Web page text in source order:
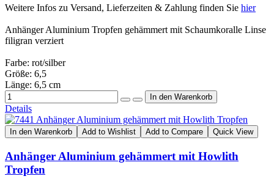
Weitere Infos zu Versand, Lieferzeiten & Zahlung finden Sie hier
Anhänger Aluminium Tropfen gehämmert mit Schaumkoralle Linse
filigran verziert
Farbe: rot/silber
Größe: 6,5
Länge: 6,5 cm
Details
In den Warenkorb Add to Wishlist Add to Compare Quick View
Anhänger Aluminium gehämmert mit Howlith
Tropfen